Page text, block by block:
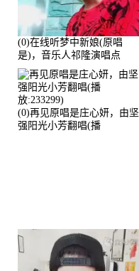
(0)在线听梦中新娘(原唱
是)，音乐人祁隆演唱点
播:2713192次
(0)再见原唱是庄心妍，由坚
强阳光小芳翻唱(播